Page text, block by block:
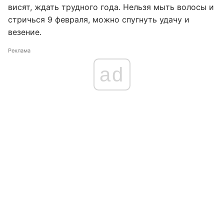
висят, ждать трудного года. Нельзя мыть волосы и
стричься 9 февраля, можно спугнуть удачу и
везение.
Реклама
ad